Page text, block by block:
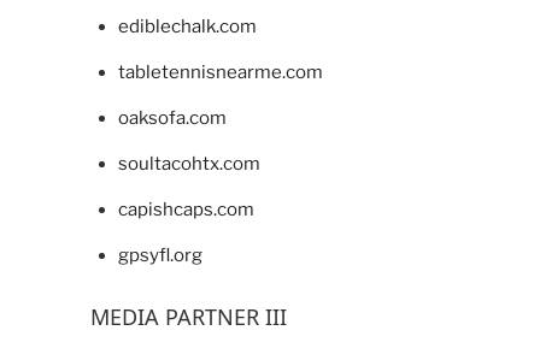
ediblechalk.com
tabletennisnearme.com
oaksofa.com
soultacohtx.com
capishcaps.com
gpsyfl.org
MEDIA PARTNER III